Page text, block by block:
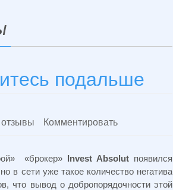
подальше
Комментировать
«брокер» Invest Absolut появился
в сети уже такое количество негатива
что вывод о добропорядочности этой